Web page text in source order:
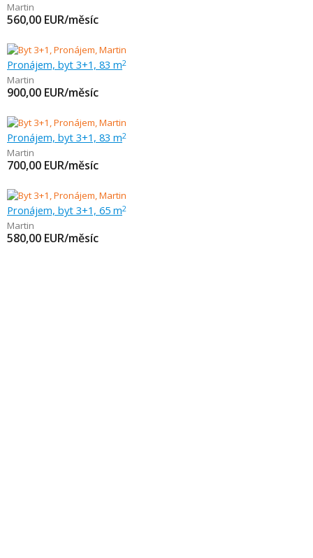
Martin
560,00 EUR/měsíc
Pronájem, byt 3+1, 83 m2
Martin
900,00 EUR/měsíc
Pronájem, byt 3+1, 83 m2
Martin
700,00 EUR/měsíc
Pronájem, byt 3+1, 65 m2
Martin
580,00 EUR/měsíc